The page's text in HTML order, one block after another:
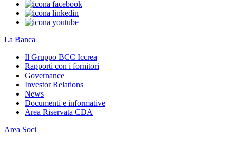
La Banca
Il Gruppo BCC Iccrea
Rapporti con i fornitori
Governance
Investor Relations
News
Documenti e informative
Area Riservata CDA
Area Soci